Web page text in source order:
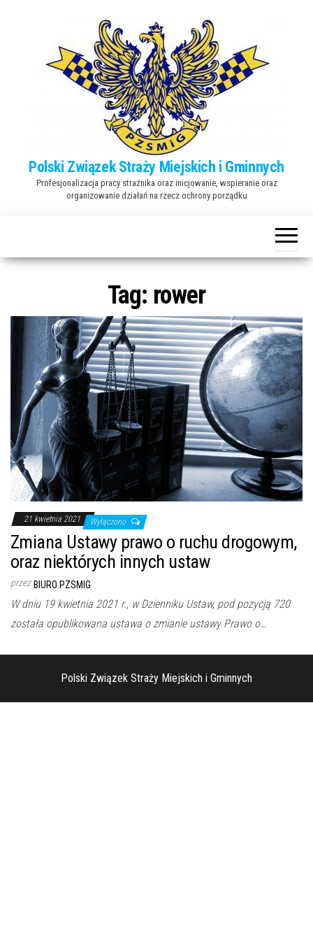
Polski Związek Straży Miejskich i Gminnych
Profesjonalizacja pracy strażnika oraz inicjowanie, wspieranie oraz
organizowanie działań na rzecz ochrony porządku
Tag: rower
21 kwietnia 2021 Wyłączono
Zmiana Ustawy prawo o ruchu drogowym,
oraz niektórych innych ustaw
przez BIURO PZSMIG
W dniu 19 kwietnia 2021 r., w Dzienniku Ustaw, pod pozycją 720
została opublikowana ustawa o zmianie ustawy Prawo o…
Polski Związek Straży Miejskich i Gminnych